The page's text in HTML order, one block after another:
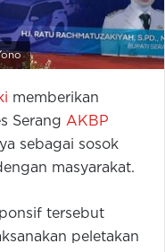
memberikan
Serang AKBP
sebagai sosok
masyarakat.
tersebut
peletakan